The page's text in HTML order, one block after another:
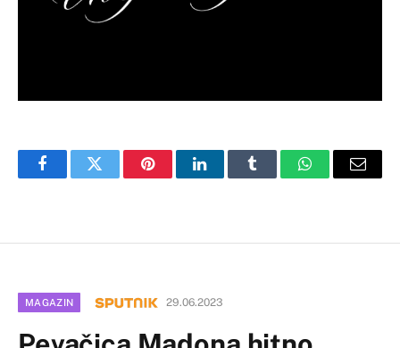
FacebookTwitter PinterestLinkedInTumblr WhatsAppEmail
MAGAZIN 29.06.2023